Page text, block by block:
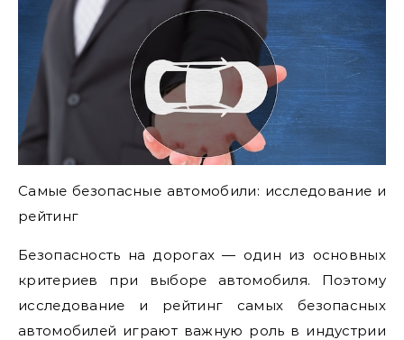
Самые безопасные автомобили: исследование и
рейтинг
Безопасность на дорогах — один из основных
критериев при выборе автомобиля. Поэтому
исследование и рейтинг самых безопасных
автомобилей играют важную роль в индустрии